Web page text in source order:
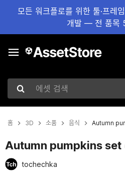
모든 워크플로를 위한 툴·프레
개발 — 전 품목
에셋 검색
홈 3D 소품 음식 Autumn
Autumn pumpkins set
tochechka